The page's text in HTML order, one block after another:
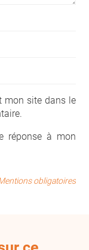
mon site dans le
réponse à mon
obligatoires